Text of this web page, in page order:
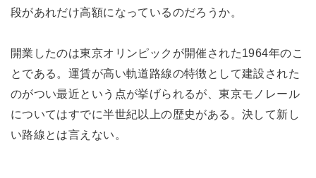
段があれだけ高額になっているのだろうか。
開業したのは東京オリンピックが開催された1964年のこ
とである。運賃が高い軌道路線の特徴として建設された
のがつい最近という点が挙げられるが、東京モノレール
についてはすでに半世紀以上の歴史がある。決して新し
い路線とは言えない。